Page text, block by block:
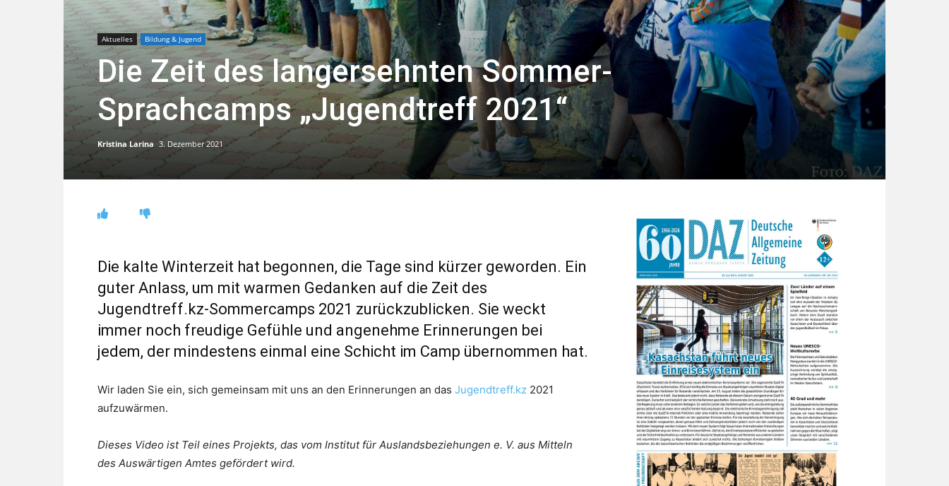
Aktuelles Bildung & Jugend
Die Zeit des langersehnten Sommer-
Sprachcamps „Jugendtreff 2021“
Kristina Larina 3. Dezember 2021
Die kalte Winterzeit hat begonnen, die Tage sind kürzer geworden. Ein
guter Anlass, um mit warmen Gedanken auf die Zeit des
Jugendtreff.kz-Sommercamps 2021 zurückzublicken. Sie weckt
immer noch freudige Gefühle und angenehme Erinnerungen bei
jedem, der mindestens einmal eine Schicht im Camp übernommen hat.
Wir laden Sie ein, sich gemeinsam mit uns an den Erinnerungen an das Jugendtreff.kz 2021
aufzuwärmen.
Dieses Video ist Teil eines Projekts, das vom Institut für Auslandsbeziehungen e. V. aus Mitteln
des Auswärtigen Amtes gefördert wird.